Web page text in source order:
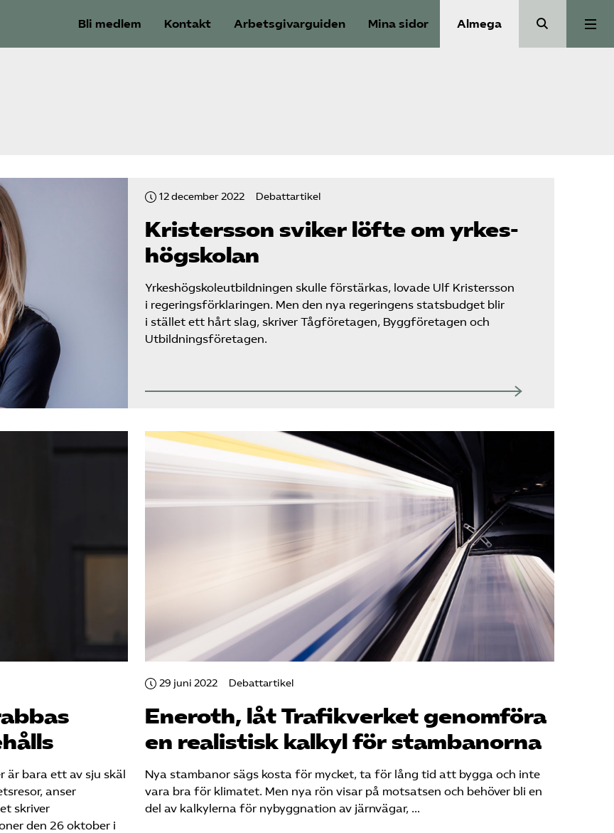
Bli medlem Kontakt Arbetsgivarguiden Mina sidor Almega
Aktiviteter
Kontakt
Bli medlem
Logga in på
Arbetsgivarguiden
Sök på tagforetagen.se
12 december 2022 Debattartikel
Kristersson sviker löfte om yrkes­
högskolan
Yrkeshögskole­utbildningen skulle förstärkas, lovade Ulf Kristersson
i regerings­förklaringen. Men den nya regeringens statsbudget blir
i stället ett hårt slag, skriver Tågföretagen, Byggföretagen och
Utbildningsföretagen.
är bara ett av sju skäl
anser
skriver
den 26 oktober i
29 juni 2022 Debattartikel
Eneroth, låt Trafikverket genomföra
en realistisk kalkyl för stambanorna
Nya stambanor sägs kosta för mycket, ta för lång tid att bygga och inte
vara bra för klimatet. Men nya rön visar på motsatsen och behöver bli en
del av kalkylerna för nybyggnation av järnvägar, …